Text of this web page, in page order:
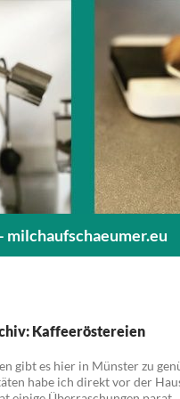
milchaufschaeumer.eu
Kaffeeröstereien
gibt es hier in Münster zu
habe ich direkt vor der